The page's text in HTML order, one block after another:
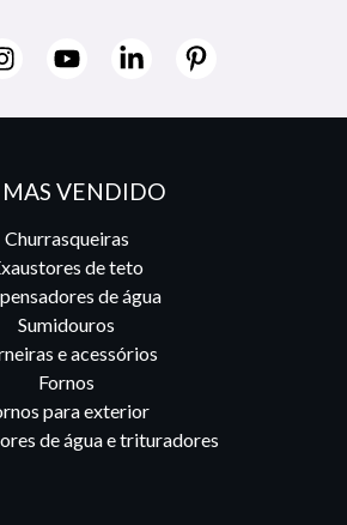
MAS VENDIDO
Churrasqueiras
de teto
de água
Sumidouros
e acessórios
Fornos
para exterior
de água e trituradores